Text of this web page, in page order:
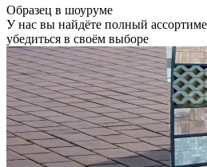
Образец в шоуруме
У нас вы найдёте полный
убедиться в своём выборе